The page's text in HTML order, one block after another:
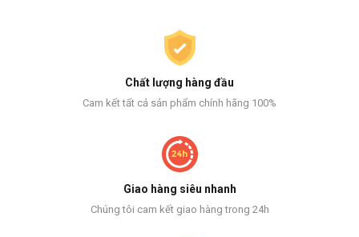
Chất lượng hàng đầu
Cam kết tất cả sản phẩm chính hãng 100%
Giao hàng siêu nhanh
Chúng tôi cam kết giao hàng trong 24h